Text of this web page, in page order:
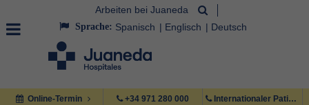
Arbeiten bei Juaneda
Sprache: Spanisch Englisch Deutsch
Online-Termin +34 971 280 000 Internationaler Patient +34 971 222 222